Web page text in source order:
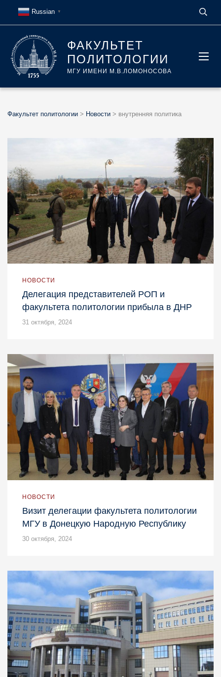
ФАКУЛЬТЕТ
ПОЛИТОЛОГИИ
МГУ ИМЕНИ М.В.ЛОМОНОСОВА
Факультет политологии > Новости > внутренняя политика
НОВОСТИ
Делегация представителей РОП и
факультета политологии прибыла в ДНР
31 октября, 2024
НОВОСТИ
Визит делегации факультета политологии
МГУ в Донецкую Народную Республику
30 октября, 2024
Russian ▼